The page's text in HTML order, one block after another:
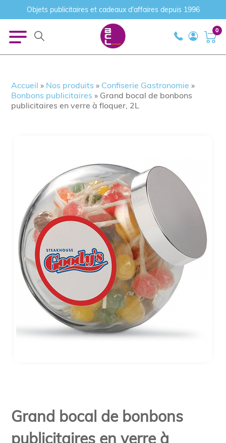
Objets publicitaires et cadeaux d'affaires depuis 1996
0
Accueil » Nos produits » Confiserie Gastronomie »
Bonbons publicitaires » Grand bocal de bonbons
publicitaires en verre à floquer, 2L
Grand bocal de bonbons
publicitaires en verre à